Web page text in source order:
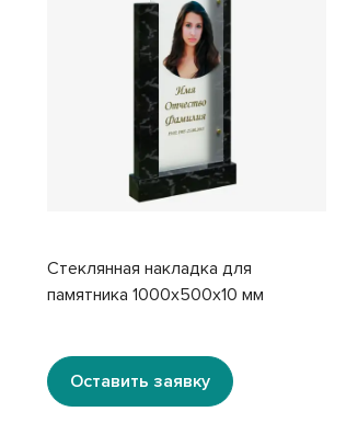
Стеклянная накладка для
памятника 1000x500x10 мм
Оставить заявку